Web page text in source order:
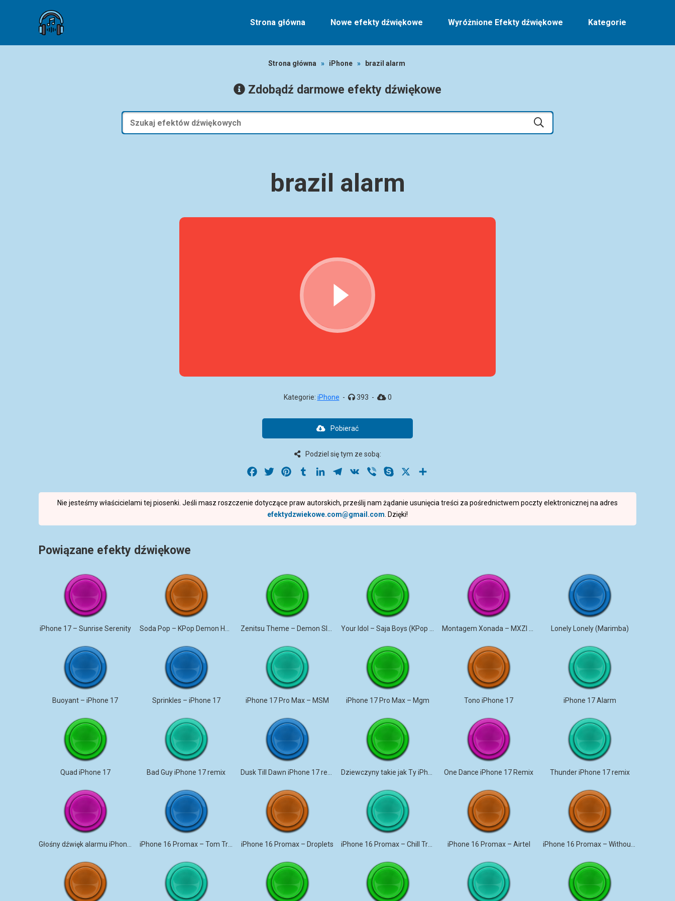
Strona główna Nowe efekty dźwiękowe Wyróżnione Efekty dźwiękowe Kategorie
Strona główna » iPhone » brazil alarm
Zdobądź darmowe efekty dźwiękowe
brazil alarm
Kategorie: iPhone - 393 - 0
Pobierać
Podziel się tym ze sobą:
Facebook
Twitter PinterestTumblrLinkedInTelegram
VK Viber Skype
Nie jesteśmy właścicielami tej piosenki. Jeśli masz roszczenie dotyczące praw autorskich, prześlij nam żądanie usunięcia treści za pośrednictwem poczty elektronicznej na adres
efektydzwiekowe.com@gmail.com . Dzięki!
Powiązane efekty dźwiękowe
iPhone 17 – Sunrise Serenity Lonely Lonely (Marimba)
Buoyant – iPhone 17 Sprinkles – iPhone 17 iPhone 17 Pro Max – MSM iPhone 17 Pro Max – Mgm Tono iPhone 17 iPhone 17 Alarm
Quad iPhone 17 Bad Guy iPhone 17 remix One Dance iPhone 17 Remix Thunder iPhone 17 remix
iPhone 16 Promax – Tom Triplo iPhone 16 Promax – Droplets iPhone 16 Promax – Airtel